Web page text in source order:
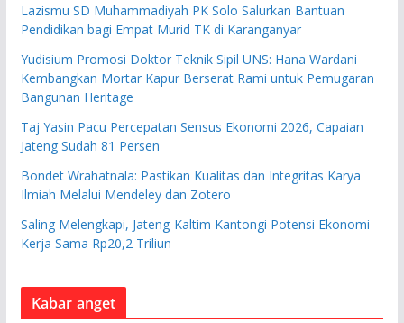
Lazismu SD Muhammadiyah PK Solo Salurkan Bantuan
Pendidikan bagi Empat Murid TK di Karanganyar
Yudisium Promosi Doktor Teknik Sipil UNS: Hana Wardani
Kembangkan Mortar Kapur Berserat Rami untuk Pemugaran
Bangunan Heritage
Taj Yasin Pacu Percepatan Sensus Ekonomi 2026, Capaian
Jateng Sudah 81 Persen
Bondet Wrahatnala: Pastikan Kualitas dan Integritas Karya
Ilmiah Melalui Mendeley dan Zotero
Saling Melengkapi, Jateng-Kaltim Kantongi Potensi Ekonomi
Kerja Sama Rp20,2 Triliun
Kabar anget